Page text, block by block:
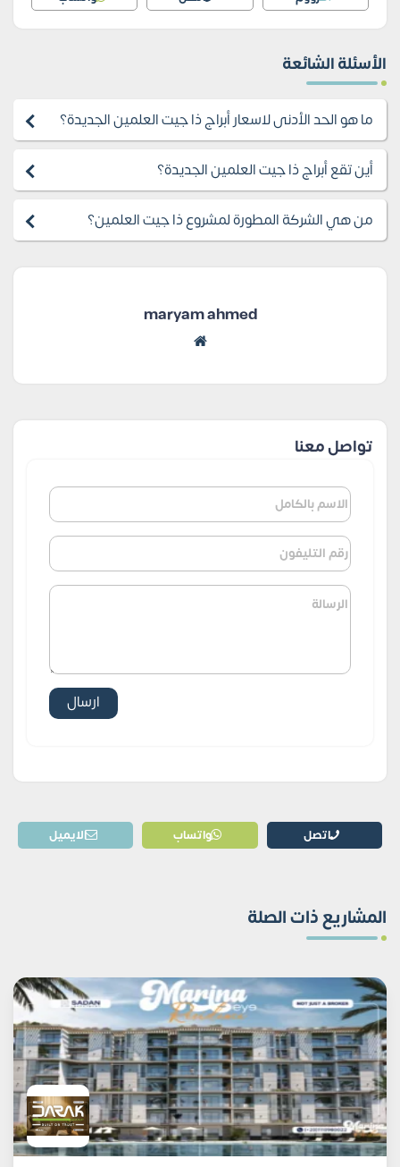
الأسئلة الشائعة
ما هو الحد الأدنى لاسعار أبراج ذا جيت العلمين الجديدة؟
أين تقع أبراج ذا جيت العلمين الجديدة؟
من هي الشركة المطورة لمشروع ذا جيت العلمين؟
maryam ahmed
تواصل معنا
اتصل واتساب الايميل
المشاريع ذات الصلة